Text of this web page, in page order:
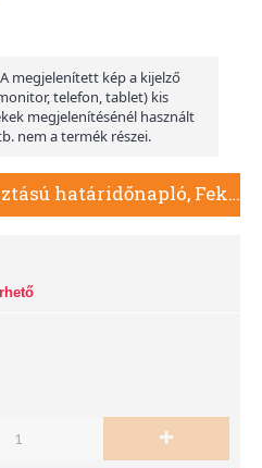
megjelenített kép a kijelző
telefon, tablet) kis
megjelenítésénél használt
nem a termék részei.
Madeira, B6 heti beosztású határidőnapló, Fekete-Bordó
+